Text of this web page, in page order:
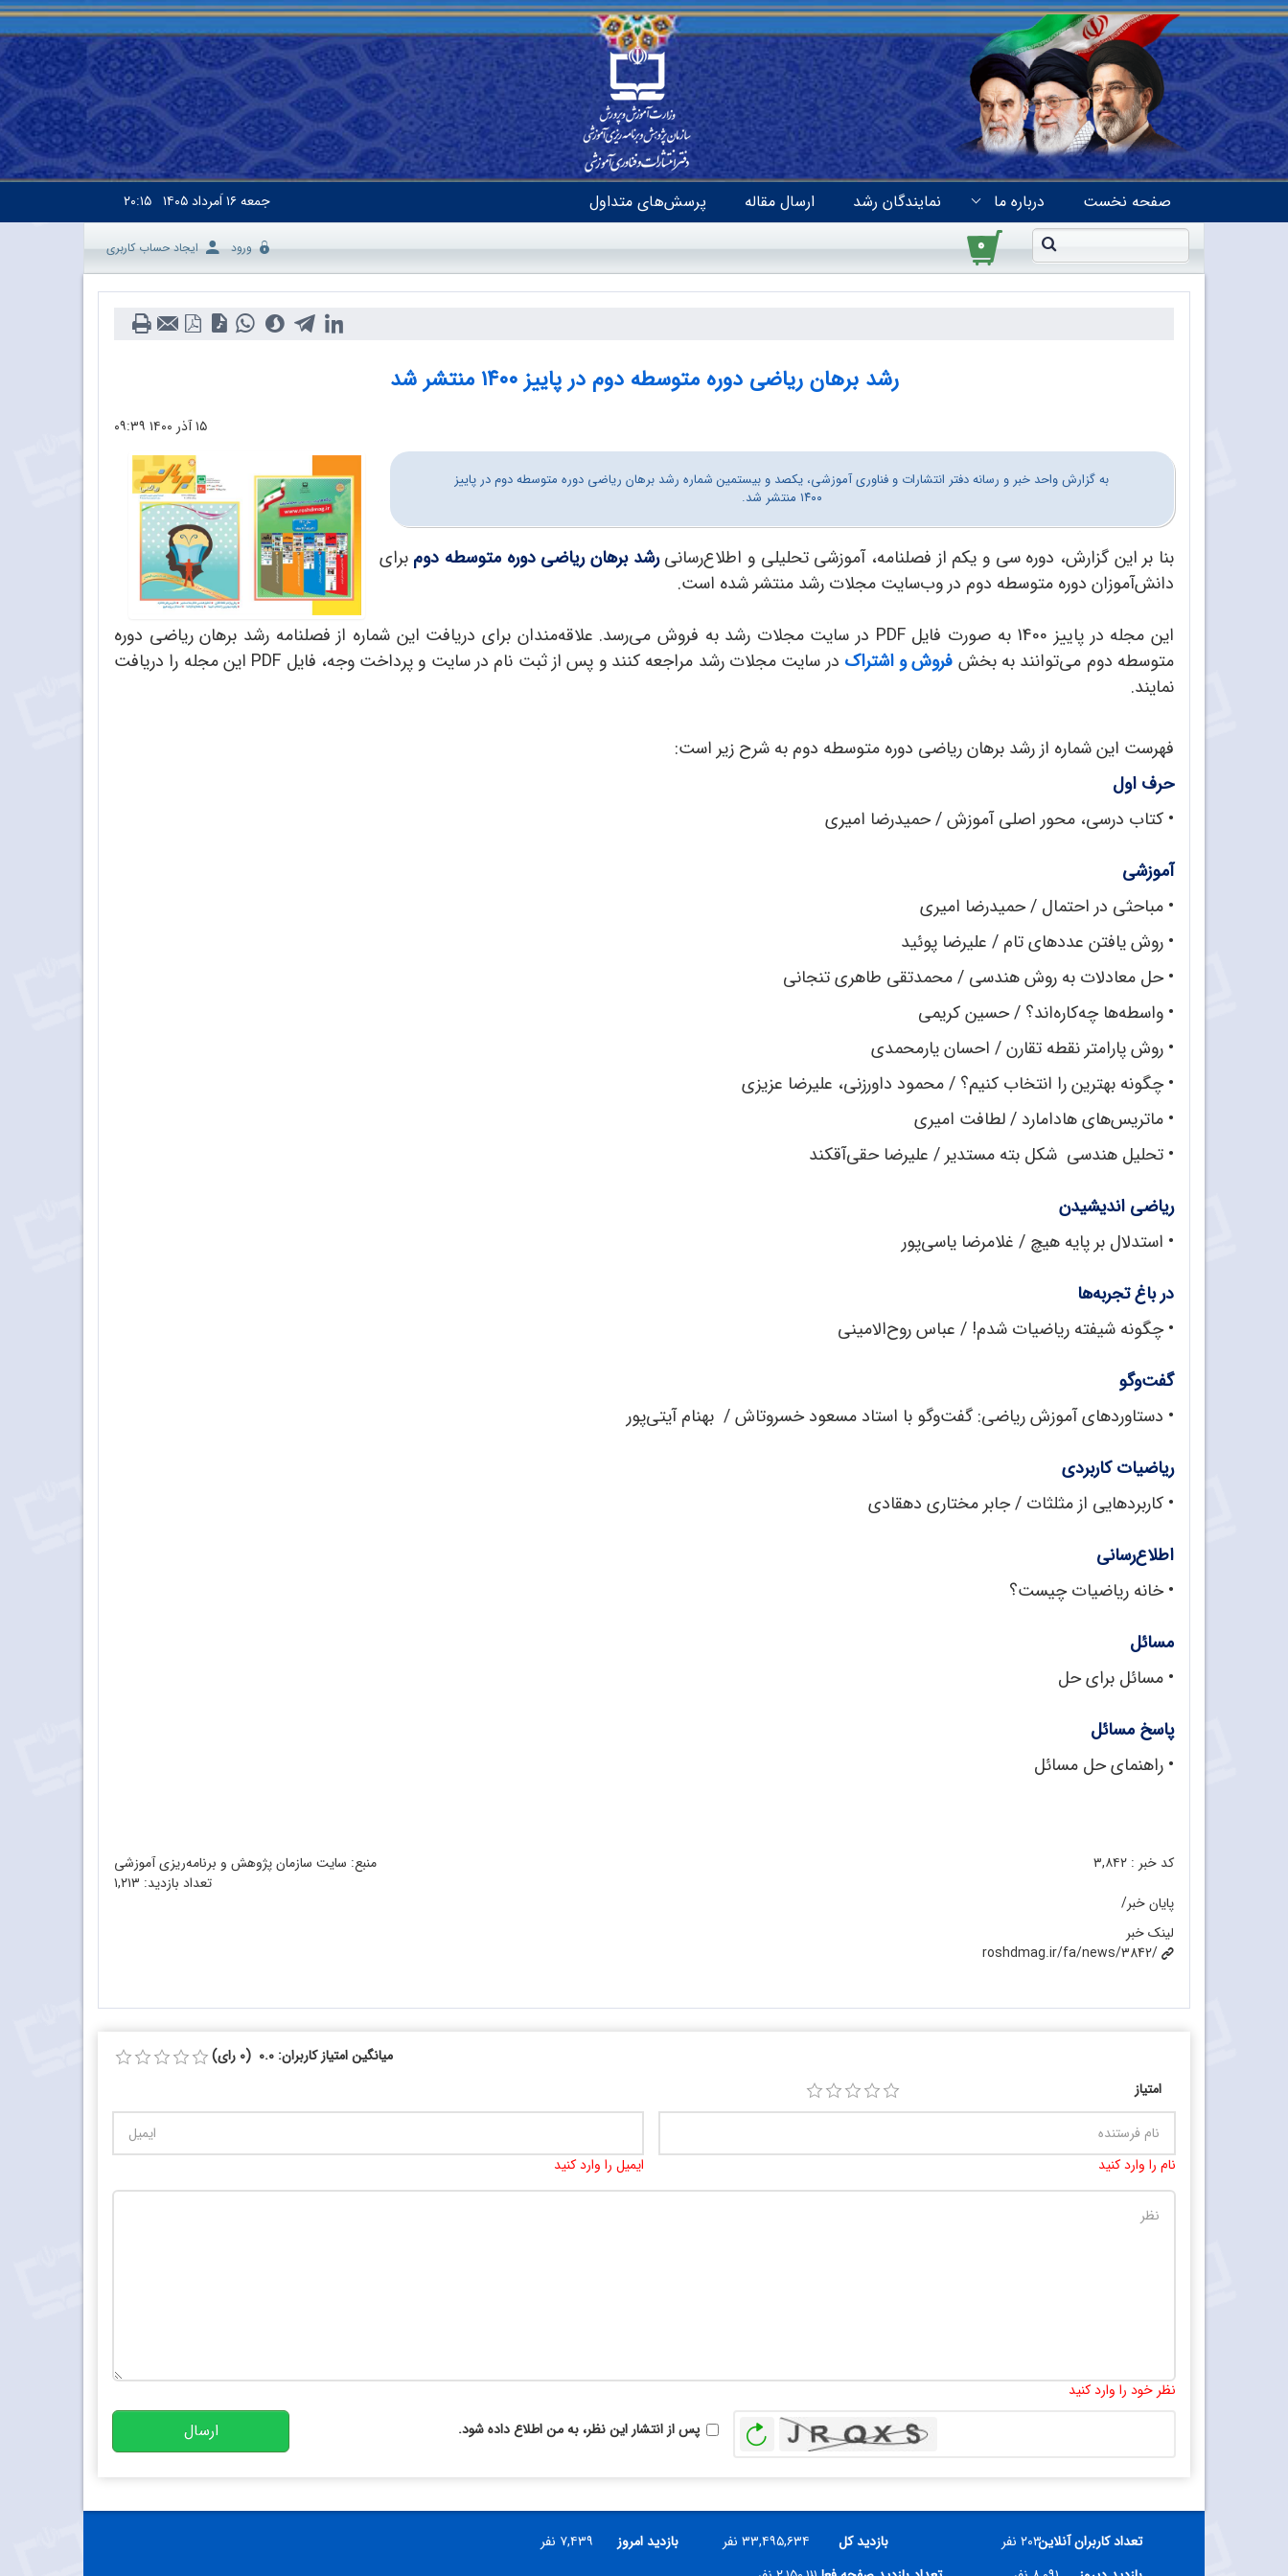
صفحه نخست درباره ما نمایندگان رشد ارسال مقاله پرسش‌های متداول جمعه۱۶ اَمرداد ۱۴۰۵ ۲۰:۱۵
۰ ورود ایجاد حساب کاربری
رشد برهان ریاضی دوره متوسطه دوم در پاییز ۱۴۰۰ منتشر شد
۱۵ آذر ۱۴۰۰ ۰۹:۳۹
به گزارش واحد خبر و رسانه دفتر انتشارات و فناوری آموزشی، یکصد و بیستمین شماره رشد برهان ریاضی دوره متوسطه دوم در پاییز
۱۴۰۰ منتشر شد.
بنا بر این گزارش، دوره سی و یکم از فصلنامه، آموزشی تحلیلی و اطلاع‌رسانیرشد برهان ریاضی دوره متوسطه دوم برای
دانش‌آموزان دوره متوسطه دوم در وب‌سایت مجلات رشد منتشر شده است.
این مجله در پاییز 1400 به صورت فایل PDF در سایت مجلات رشد به فروش می‌رسد. علاقه‌مندان برای دریافت این شماره از فصلنامه رشد برهان ریاضی دوره
متوسطه دوم می‌توانند به بخش فروش و اشتراک
در سایت مجلات رشد مراجعه کنند و پس از ثبت نام در سایت و پرداخت وجه، فایل PDF این مجله را دریافت
نمایند.
فهرست این شماره از رشد برهان ریاضی دوره متوسطه دوم به شرح زیر است:
حرف اول
• کتاب درسی، محور اصلی آموزش / حمیدرضا امیری
آموزشی
• مباحثی در احتمال / حمیدرضا امیری
• روش یافتن عددهای تام / علیرضا پوئید
• حل معادلات به روش هندسی / محمدتقی طاهری تنجانی
• واسطه‌ها چه‌کاره‌اند؟ / حسین کریمی
• روش پارامتر نقطه تقارن / احسان یارمحمدی
• چگونه بهترین را انتخاب کنیم؟ / محمود داورزنی، علیرضا عزیزی
• ماتریس‌های هادامارد / لطافت امیری
• تحلیل هندسی شکل بته مستدیر / علیرضا حقی‌آقکند
ریاضی اندیشیدن
• استدلال بر پایه هیچ / غلامرضا یاسی‌پور
در باغ تجربه‌ها
• چگونه شیفته ریاضیات شدم! / عباس روح‌الامینی
گفت‌وگو
• دستاوردهای آموزش ریاضی: گفت‌وگو با استاد مسعود خسروتاش / بهنام آیتی‌پور
ریاضیات کاربردی
• کاربردهایی از مثلثات / جابر مختاری دهقادی
اطلاع‌رسانی
• خانه ریاضیات چیست؟
مسائل
• مسائل برای حل
پاسخ مسائل
• راهنمای حل مسائل
منبع: سایت سازمان پژوهش و برنامه‌ریزی آموزشی
تعداد بازدید: ۱,۲۱۳
کد خبر : ۳,۸۴۲
پایان خبر/
لینک خبر
roshdmag.ir/fa/news/3842/
میانگین امتیاز کاربران: 0.0 (0 رای)
امتیاز
نام را وارد کنید ایمیل را وارد کنید
نظر خود را وارد کنید
بازخوانیپس از انتشار این نظر، به من اطلاع داده شود. ارسال
تعداد کاربران آنلاین۲۰۳ نفر بازدید کل ۳۳,۴۹۵,۶۳۴ نفر بازدید امروز
۷,۴۳۹ نفر